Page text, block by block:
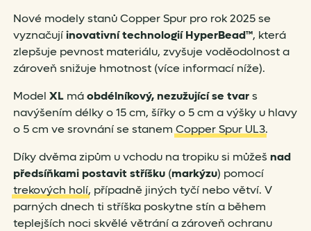
Nové modely stanů Copper Spur pro rok 2025 se
vyznačujíinovativní technologií HyperBead™, která
zlepšuje pevnost materiálu, zvyšuje voděodolnost a
zároveň snižuje hmotnost (více informací níže).
Model XLmáobdélníkový, nezužující se tvars
navýšením délky o 15 cm, šířky o 5 cm a výšky u hlavy
o 5 cm ve srovnání se stanem Copper Spur UL3.
Díky dvěma zipům u vchodu na tropiku si můžeš nad
předsíňkami postavit stříšku (markýzu) pomocí
trekových holí, případně jiných tyčí nebo větví. V
parných dnech ti stříška poskytne stín a během
teplejších noci skvělé větrání a zároveň ochranu